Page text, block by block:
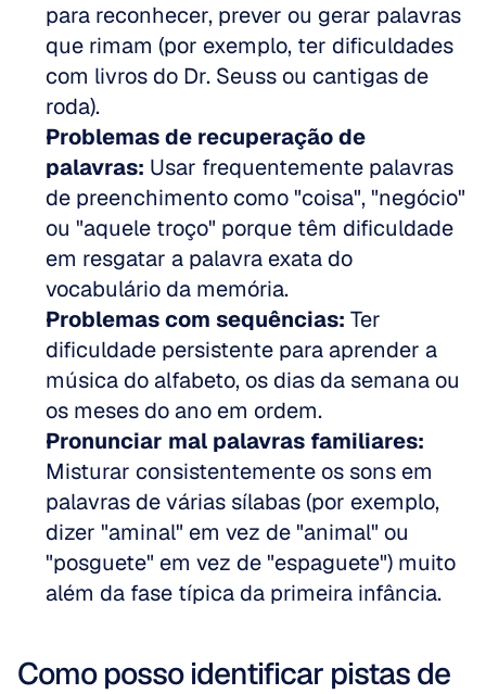
para reconhecer, prever ou gerar palavras
que rimam (por exemplo, ter dificuldades
com livros do Dr. Seuss ou cantigas de
roda).
Problemas de recuperação de
palavras: Usar frequentemente palavras
de preenchimento como "coisa", "negócio"
ou "aquele troço" porque têm dificuldade
em resgatar a palavra exata do
vocabulário da memória.
Problemas com sequências: Ter
dificuldade persistente para aprender a
música do alfabeto, os dias da semana ou
os meses do ano em ordem.
Pronunciar mal palavras familiares:
Misturar consistentemente os sons em
palavras de várias sílabas (por exemplo,
dizer "aminal" em vez de "animal" ou
"posguete" em vez de "espaguete") muito
além da fase típica da primeira infância.
Como posso identificar pistas de